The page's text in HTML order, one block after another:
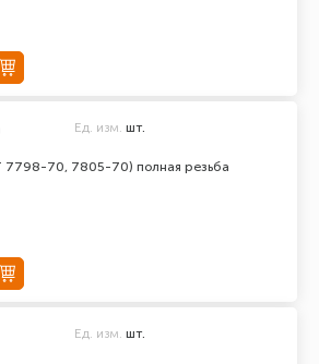
7798-70, 7805-70) полная резьба
Ед. изм. шт.
Ед. изм. шт.